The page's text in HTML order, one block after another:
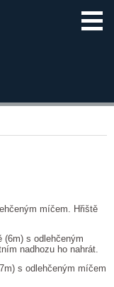
míčem. Hřiště
(6m) s odlehčeným
nadhozu ho nahrát.
s odlehčeným míčem